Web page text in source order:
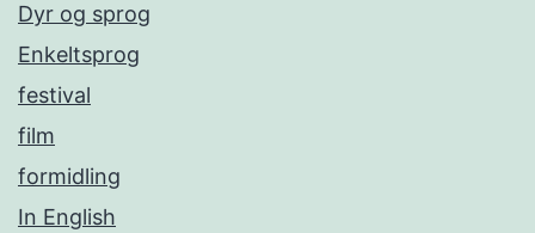
Dyr og sprog
Enkeltsprog
festival
film
formidling
In English